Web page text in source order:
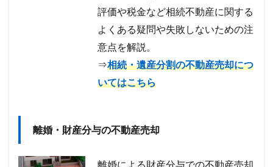
評価や税金など相続不動産に関する
よくある疑問や失敗しないための注
意点を解説。
⇒相続・遺産分割の不動産売却につ
いてはこちら
離婚・財産分与の不動産売却
離婚による財産分与での不動産売却